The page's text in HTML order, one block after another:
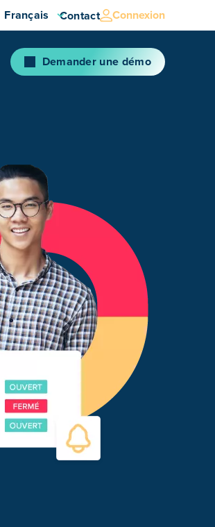
Français Contact Connexion
Demander une démo